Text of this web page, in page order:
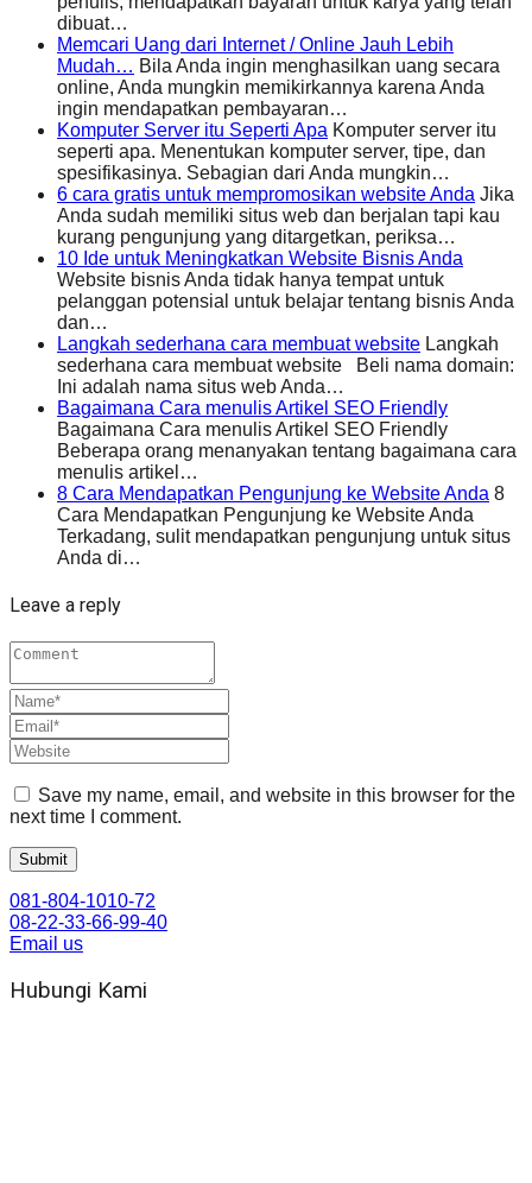
dibuat…
Memcari Uang dari Internet / Online Jauh Lebih
Mudah… Bila Anda ingin menghasilkan uang secara
online, Anda mungkin memikirkannya karena Anda
ingin mendapatkan pembayaran…
Komputer Server itu Seperti Apa Komputer server itu
seperti apa. Menentukan komputer server, tipe, dan
spesifikasinya. Sebagian dari Anda mungkin…
6 cara gratis untuk mempromosikan website Anda Jika
Anda sudah memiliki situs web dan berjalan tapi kau
kurang pengunjung yang ditargetkan, periksa…
10 Ide untuk Meningkatkan Website Bisnis Anda
Website bisnis Anda tidak hanya tempat untuk
pelanggan potensial untuk belajar tentang bisnis Anda
dan…
Langkah sederhana cara membuat website Langkah
sederhana cara membuat website Beli nama domain:
Ini adalah nama situs web Anda…
Bagaimana Cara menulis Artikel SEO Friendly
Bagaimana Cara menulis Artikel SEO Friendly
Beberapa orang menanyakan tentang bagaimana cara
menulis artikel…
8 Cara Mendapatkan Pengunjung ke Website Anda 8
Cara Mendapatkan Pengunjung ke Website Anda
Terkadang, sulit mendapatkan pengunjung untuk situs
Anda di…
Leave a reply
Save my name, email, and website in this browser for the
next time I comment.
081-804-1010-72
08-22-33-66-99-40
Email us
Hubungi Kami